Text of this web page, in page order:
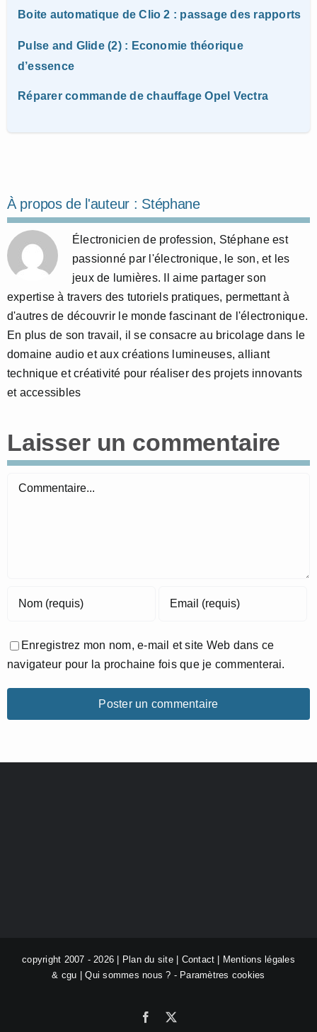
Boite automatique de Clio 2 : passage des rapports
Pulse and Glide (2) : Economie théorique
d’essence
Réparer commande de chauffage Opel Vectra
À propos de l'auteur : Stéphane
Électronicien de profession, Stéphane est
passionné par l'électronique, le son, et les
jeux de lumières. Il aime partager son
expertise à travers des tutoriels pratiques, permettant à
d'autres de découvrir le monde fascinant de l'électronique.
En plus de son travail, il se consacre au bricolage dans le
domaine audio et aux créations lumineuses, alliant
technique et créativité pour réaliser des projets innovants
et accessibles
Laisser un commentaire
Commentaire
Enregistrez mon nom, e-mail et site Web dans ce
navigateur pour la prochaine fois que je commenterai.
copyright 2007 - 2026 | Plan du site| Contact
Mentions légales
& cgu |Qui sommes nous ? - Paramètres cookies
Facebook